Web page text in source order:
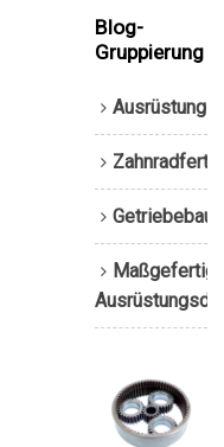
Blog-
Gruppierung
Getriebebau